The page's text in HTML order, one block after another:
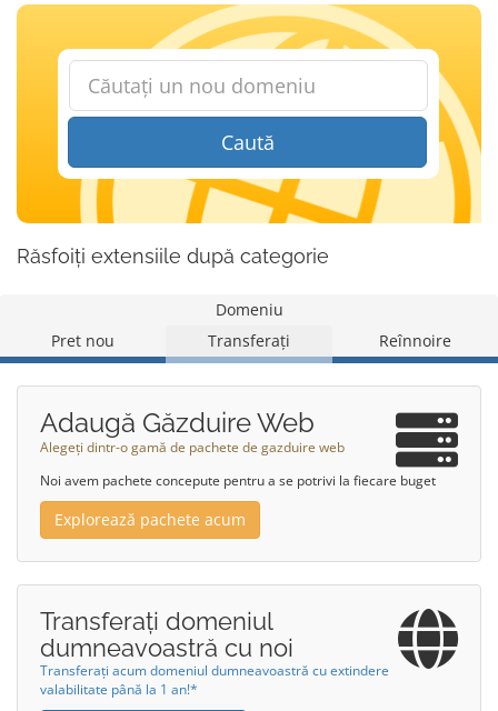
Caută
Răsfoiți extensiile după categorie
Domeniu
Pret nou
Transferați Reînnoire
Adaugă Găzduire Web
Alegeți dintr-o gamă de pachete de gazduire web
Noi avem pachete concepute pentru a se potrivi la fiecare buget
Explorează pachete acum
Transferați domeniul
dumneavoastră cu noi
Transferați acum domeniul dumneavoastră cu extindere
valabilitate până la 1 an!*